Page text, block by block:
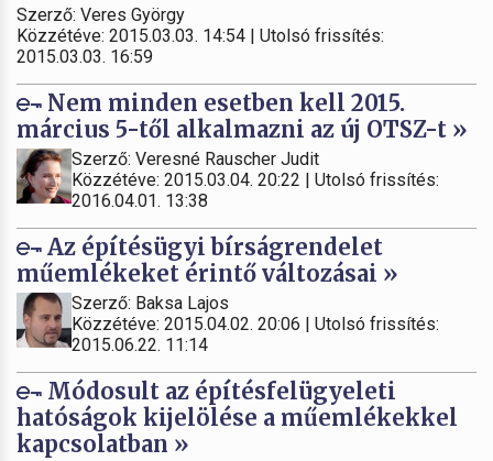
Szerző: Veres György
Közzétéve: 2015.03.03. 14:54 | Utolsó frissítés:
2015.03.03. 16:59
Nem minden esetben kell 2015.
március 5-től alkalmazni az új OTSZ-t »
Szerző: Veresné Rauscher Judit
Közzétéve: 2015.03.04. 20:22 | Utolsó frissítés:
2016.04.01. 13:38
Az építésügyi bírságrendelet
műemlékeket érintő változásai »
Szerző: Baksa Lajos
Közzétéve: 2015.04.02. 20:06 | Utolsó frissítés:
2015.06.22. 11:14
Módosult az építésfelügyeleti
hatóságok kijelölése a műemlékekkel
kapcsolatban »